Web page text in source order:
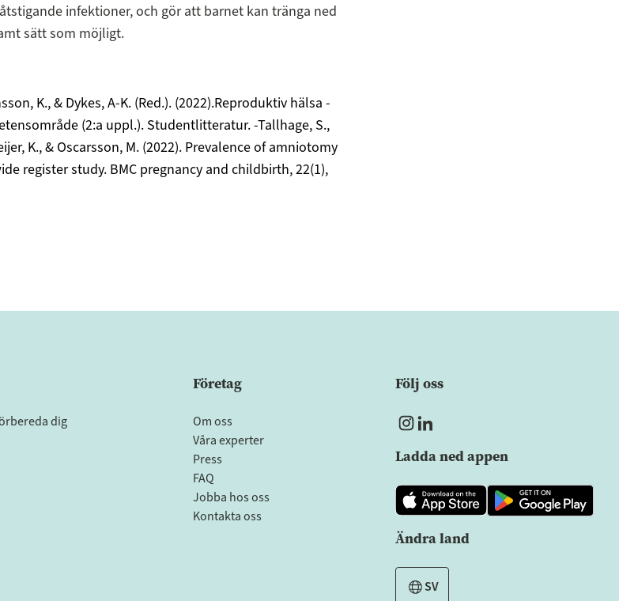
infektioner, och gör att barnet kan tränga ned
sätt som möjligt.
K., & Dykes, A-K. (Red.). (2022).Reproduktiv hälsa -
(2:a uppl.). Studentlitteratur. -Tallhage, S.,
K., & Oscarsson, M. (2022). Prevalence of amniotomy
register study. BMC pregnancy and childbirth, 22(1),
dig
Företag
Om oss
Våra experter
Press
FAQ
Jobba hos oss
Kontakta oss
Följ oss
Ladda ned appen
Ändra land
SV